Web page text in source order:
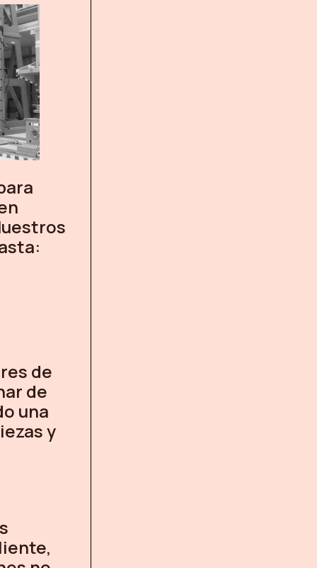
de
de
una
y